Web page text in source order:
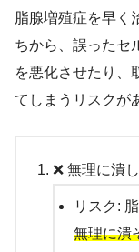
脂腺増殖症を早く
ちから、誤ったセ
を悪化させたり、
てしまうリスクが
❌ 無理に潰
リスク:
無理に潰